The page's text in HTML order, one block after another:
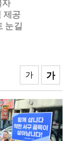
자
제공
눈길
가
가